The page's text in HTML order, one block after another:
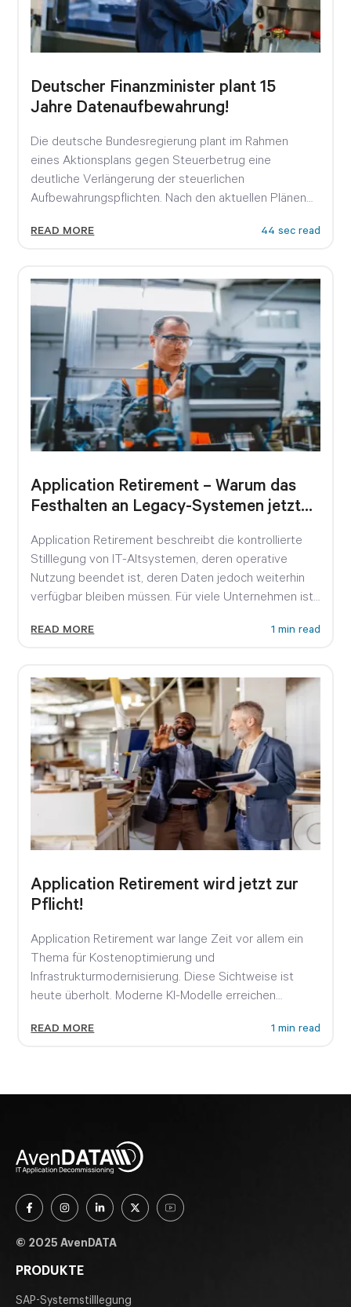
Deutscher Finanzminister plant 15
Jahre Datenaufbewahrung!
Die deutsche Bundesregierung plant im Rahmen
eines Aktionsplans gegen Steuerbetrug eine
deutliche Verlängerung der steuerlichen
Aufbewahrungspflichten. Nach den aktuellen Plänen
READ MORE 44 sec read
Application Retirement – Warum das
Festhalten an Legacy-Systemen jetzt
Application Retirement beschreibt die kontrollierte
Stilllegung von IT-Altsystemen, deren operative
Nutzung beendet ist, deren Daten jedoch weiterhin
verfügbar bleiben müssen. Für viele Unternehmen ist
READ MORE 1 min read
Application Retirement wird jetzt zur
Pflicht!
Application Retirement war lange Zeit vor allem ein
Thema für Kostenoptimierung und
Infrastrukturmodernisierung. Diese Sichtweise ist
heute überholt. Moderne KI-Modelle erreichen
READ MORE 1 min read
© 2025 AvenDATA
PRODUKTE
SAP-Systemstilllegung